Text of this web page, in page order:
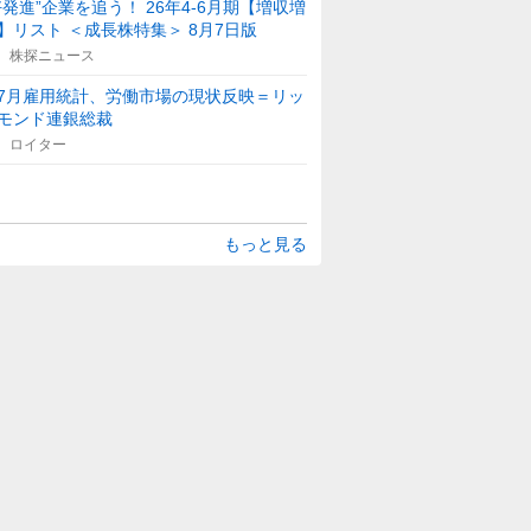
発進”企業を追う！ 26年4-6月期【増収増
リスト ＜成長株特集＞ 8月7日版
株探ニュース
月雇用統計、労働市場の現状反映＝リッ
ンド連銀総裁
ロイター
もっと見る